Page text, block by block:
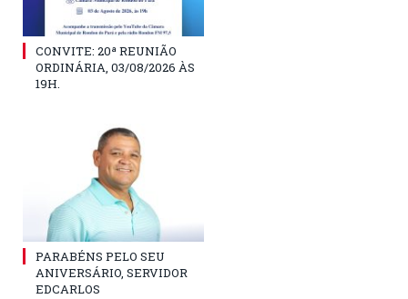
CONVITE: 20ª REUNIÃO
ORDINÁRIA, 03/08/2026 ÀS
19H.
PARABÉNS PELO SEU
ANIVERSÁRIO, SERVIDOR
EDCARLOS